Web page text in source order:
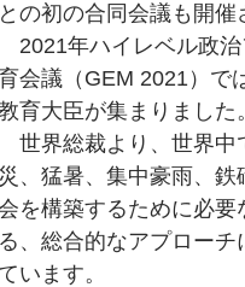
との初の合同会議も開催
2021年ハイレベル政治
会議（GEM 2021）で
育大臣が集まりました。
世界総裁より、世界中
災、猛暑、集中豪雨、
を構築するために必要
る、総合的なアプロー
ています。